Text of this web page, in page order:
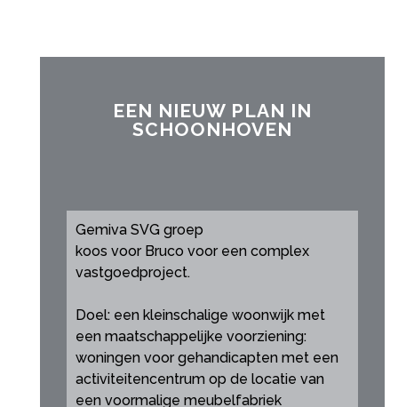
EEN NIEUW PLAN IN
SCHOONHOVEN
Gemiva SVG groep
koos voor Bruco voor een complex
vastgoedproject.
Doel: een kleinschalige woonwijk met
een maatschappelijke voorziening:
woningen voor gehandicapten met een
activiteitencentrum op de locatie van
een voormalige meubelfabriek